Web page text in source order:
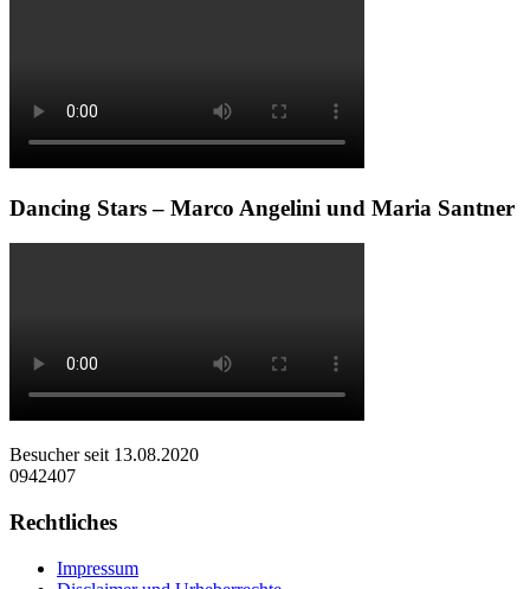
Dancing Stars – Marco Angelini und Maria Santner
Besucher seit 13.08.2020
0942407
Rechtliches
Impressum